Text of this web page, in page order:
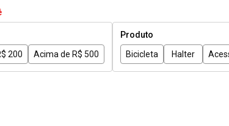
200 Acima de R$ 500
Produto
Bicicleta
Halter